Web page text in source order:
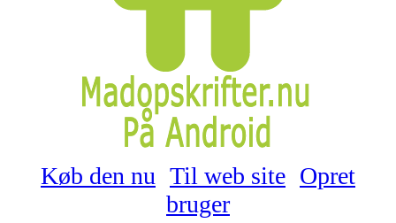
Køb den nu Til web site Opret
bruger